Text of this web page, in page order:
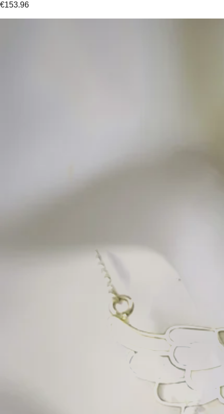
€153.96